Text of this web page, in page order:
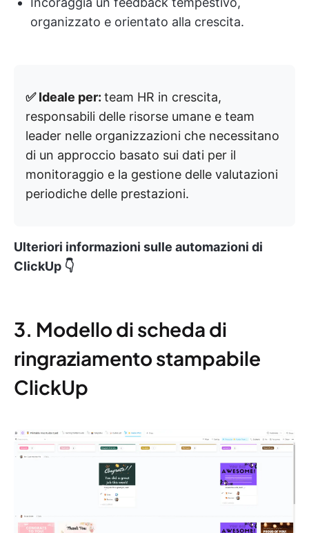
organizzato e orientato alla crescita.
✅ Ideale per: team HR in crescita,
responsabili delle risorse umane e team
leader nelle organizzazioni che necessitano
di un approccio basato sui dati per il
monitoraggio e la gestione delle valutazioni
periodiche delle prestazioni.
Ulteriori informazioni sulle automazioni di
ClickUp 👇
3. Modello di scheda di
ringraziamento stampabile
ClickUp